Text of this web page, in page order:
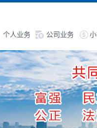
个人业务 公司业务